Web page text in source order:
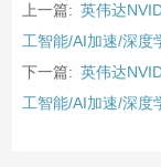
上一篇: 英伟达
工智能/AI加速/深度
下一篇: 英伟达
工智能/AI加速/深度